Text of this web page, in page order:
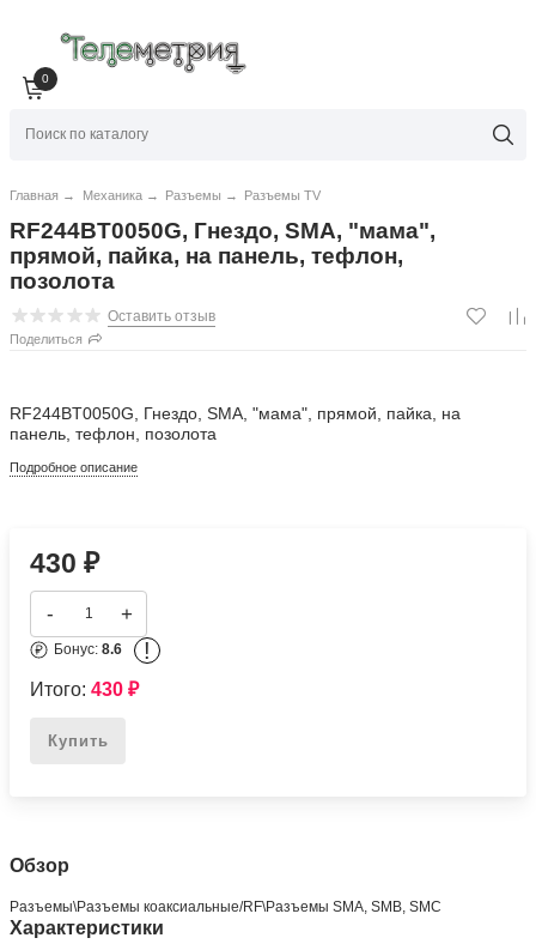
0
Главная → Механика → Разъемы → Разъемы TV
RF244BT0050G, Гнездо, SMA, "мама",
прямой, пайка, на панель, тефлон,
позолота
Оставить отзыв
Поделиться
RF244BT0050G, Гнездо, SMA, "мама", прямой, пайка, на
панель, тефлон, позолота
Подробное описание
430₽
- +
Бонус:8.6 !
Итого:430₽
Купить
Обзор
Разъeмы\Разъeмы коаксиальные/RF\Разъeмы SMA, SMB, SMC
Характеристики